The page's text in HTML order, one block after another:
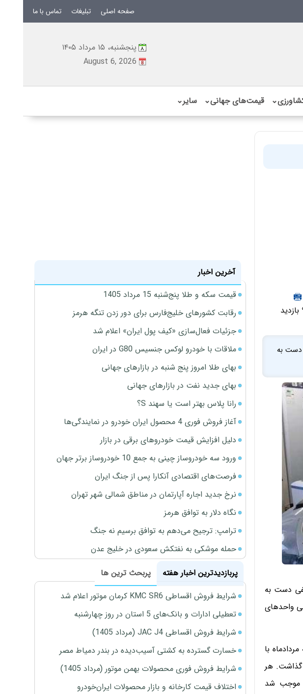
صفحه اصلی تبلیغات تماس با ما
پنجشنبه، ۱۵ مرداد ۱۴۰۵
August 6, 2026
⌄ قیمت‌های جهانی⌄ سایر⌄
دست به
دست به
واحدهای
با
گذاشت. هر
موجب شد
آخرین اخبار
قیمت سکه و طلا پنج‌شنبه 15 مرداد 1405
رقابت کشورهای خلیج‌فارس برای دور زدن تنگه هرمز
جزئیات فعال‌سازی «کیف پول ایران» اعلام شد
ملاقات با خودرو لوکس جنسیس G80 در ایران
بهای طلا امروز پنج شنبه در بازارهای جهانی
بهای جدید نفت در بازارهای جهانی
رانا پلاس بهتر است یا سهند S؟
آغاز فروش فوری 4 محصول ایران خودرو در نمایندگی‌ها
دلیل افزایش قیمت خودروهای برقی در بازار
ورود سه خودروساز چینی به جمع 10 خودروساز برتر جهان
فرصت‌های اقتصادی آنکارا پس از جنگ ایران
نرخ جدید اجاره آپارتمان در مناطق شمالی شهر تهران
نگاه دلار به توافق هرمز
ترامپ: ترجیح می‌دهم به توافق برسیم نه جنگ
حمله موشکی به نفتکش سعودی در خلیج عدن
پربازدیدترین اخبار هفته
پربحث ترین ها
شرایط فروش اقساطی KMC SR6 کرمان موتور اعلام شد
تعطیلی ادارات و بانک‌های 5 استان در روز چهارشنبه
شرایط فروش اقساطی JAC J4 (مرداد 1405)
خسارت گسترده به کشتی آسیب‌دیده در بندر دمیاط مصر
شرایط فروش فوری محصولات بهمن موتور (مرداد 1405)
اختلاف قیمت کارخانه و بازار محصولات ایران‌خودرو